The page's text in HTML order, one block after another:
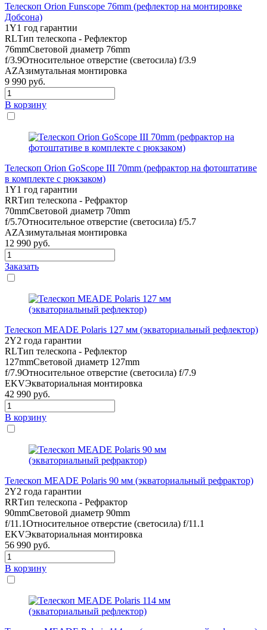
Телескоп Orion Funscope 76mm (рефлектор на монтировке
Добсона)
1Y1 год гарантии
RLТип телескопа - Рефлектор
76mmСветовой диаметр 76mm
f/3.9Относительное отверстие (светосила) f/3.9
AZАзимутальная монтировка
9 990 руб.
В корзину
Телескоп Orion GoScope III 70mm (рефрактор на фотоштативе
в комплекте с рюкзаком)
1Y1 год гарантии
RRТип телескопа - Рефрактор
70mmСветовой диаметр 70mm
f/5.7Относительное отверстие (светосила) f/5.7
AZАзимутальная монтировка
12 990 руб.
Заказать
Телескоп MEADE Polaris 127 мм (экваториальный рефлектор)
2Y2 года гарантии
RLТип телескопа - Рефлектор
127mmСветовой диаметр 127mm
f/7.9Относительное отверстие (светосила) f/7.9
EKVЭкваториальная монтировка
42 990 руб.
В корзину
Телескоп MEADE Polaris 90 мм (экваториальный рефрактор)
2Y2 года гарантии
RRТип телескопа - Рефрактор
90mmСветовой диаметр 90mm
f/11.1Относительное отверстие (светосила) f/11.1
EKVЭкваториальная монтировка
56 990 руб.
В корзину